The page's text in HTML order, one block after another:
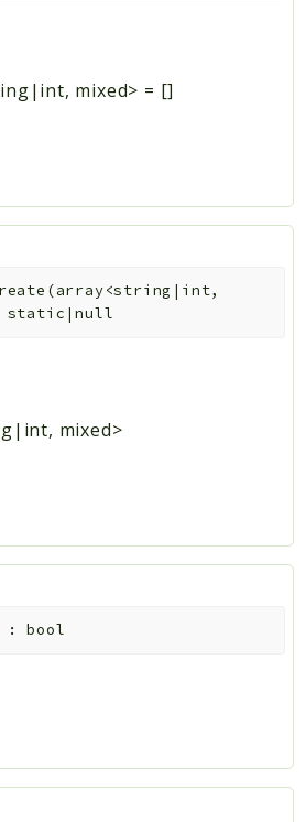
mixed> = []
(array<string|int,
static|null
mixed>
:bool